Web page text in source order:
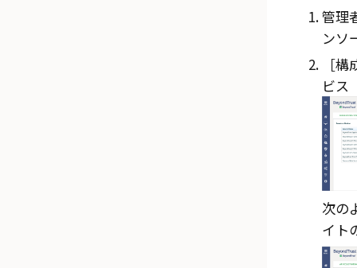
管理
ンソ
構
ビス
次の
イト